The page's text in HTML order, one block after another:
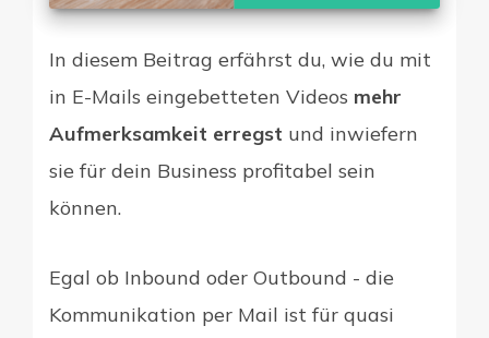
In diesem Beitrag erfährst du, wie du mit
in E-Mails eingebetteten Videos mehr
Aufmerksamkeit erregst und inwiefern
sie für dein Business profitabel sein
können.
Egal ob Inbound oder Outbound - die
Kommunikation per Mail ist für quasi